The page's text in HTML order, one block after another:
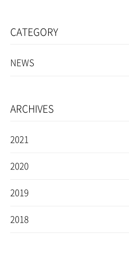
CATEGORY
NEWS
ARCHIVES
2021
2020
2019
2018